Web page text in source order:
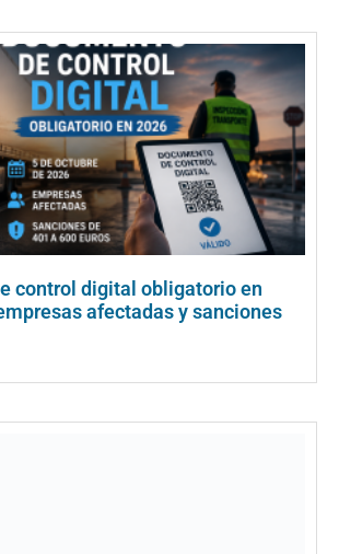
control digital obligatorio en
afectadas y sanciones